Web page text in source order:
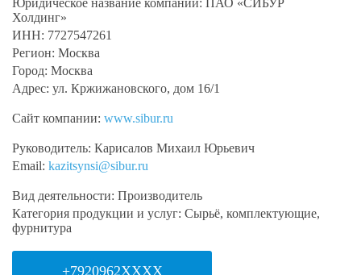
Юридическое название компании: ПАО «СИБУР
Холдинг»
ИНН: 7727547261
Регион: Москва
Город: Москва
Адрес: ул. Кржижановского, дом 16/1
Сайт компании: www.sibur.ru
Руководитель: Карисалов Михаил Юрьевич
Email: kazitsynsi@sibur.ru
Вид деятельности: Производитель
Категория продукции и услуг: Сырьё, комплектующие,
фурнитура
+7920962XXXX